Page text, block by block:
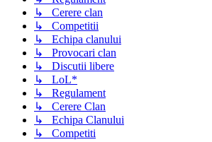
↳ Cerere clan
↳ Competitii
↳ Echipa clanului
↳ Provocari clan
↳ Discutii libere
↳ LoL*
↳ Regulament
↳ Cerere Clan
↳ Echipa Clanului
↳ Competiti